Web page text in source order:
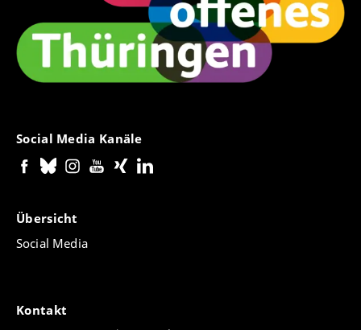
Social Media Kanäle
Übersicht
Social Media
Kontakt